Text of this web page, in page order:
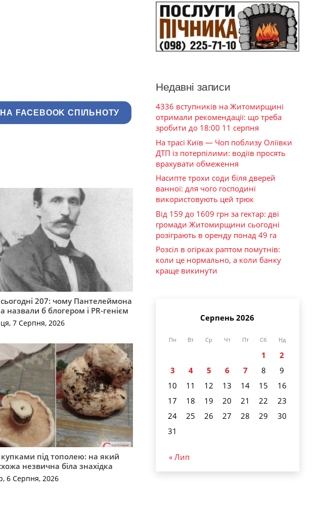
FACEBOOK СПІЛЬНОТУ
207: чому Пантелеймона
назвали б блогером і PR-генієм
7 Серпня, 2026
купками під тополею: на який
незвична біла знахідка
6 Серпня, 2026
Недавні записи
4336 вступників на Житомирщині
отримали рекомендації: що треба
зробити до 18:00 11 серпня
На трасі Київ — Чоп поблизу Оліївки
ДТП із потерпілими: водіїв просять
врахувати обмеження
Насипте трохи соди біля дверей
ванної: для чого господині
використовують цей трюк
Від 159 до 1609 грн за гектар: дві
громади Житомирщини сьогодні
розіграють в оренду понад 49 га
Розсіл в огірках раптом помутнів:
коли це нормально, а коли банку
краще викинути
Серпень 2026
Пн Вт Ср Чт Пт Сб Нд
1
2
3
4 5 6 7 8
9
10
11 12 13 14 15
16
17
18 19 20 21 22
23
24
25 26 27 28 29
30
31
« Лип